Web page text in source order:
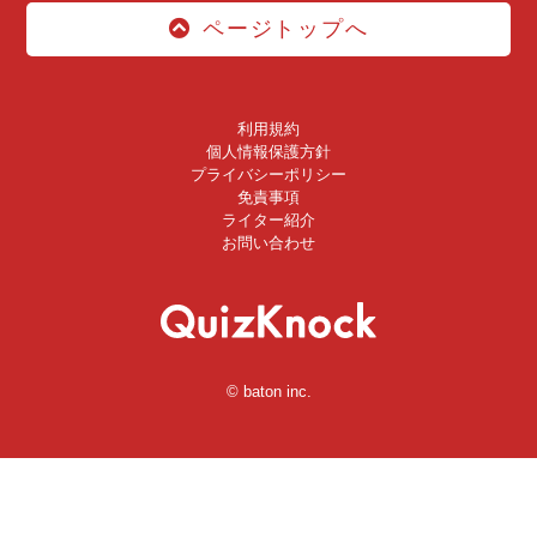
ページトップへ
利用規約
個人情報保護方針
プライバシーポリシー
免責事項
ライター紹介
お問い合わせ
© baton inc.